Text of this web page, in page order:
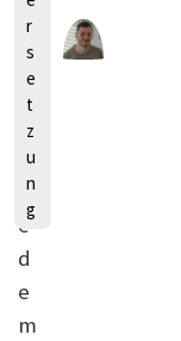
a
s
S
c
h
m
e
d
e
m
r
s
e
t
z
u
n
g